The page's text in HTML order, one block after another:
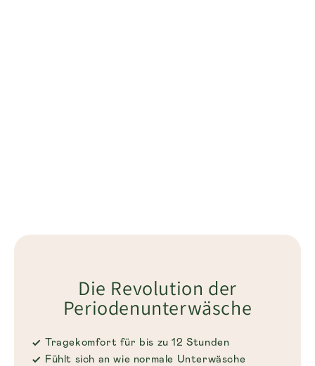
Die Revolution der
Periodenunterwäsche
Tragekomfort für bis zu 12 Stunden
Fühlt sich an wie normale Unterwäsche